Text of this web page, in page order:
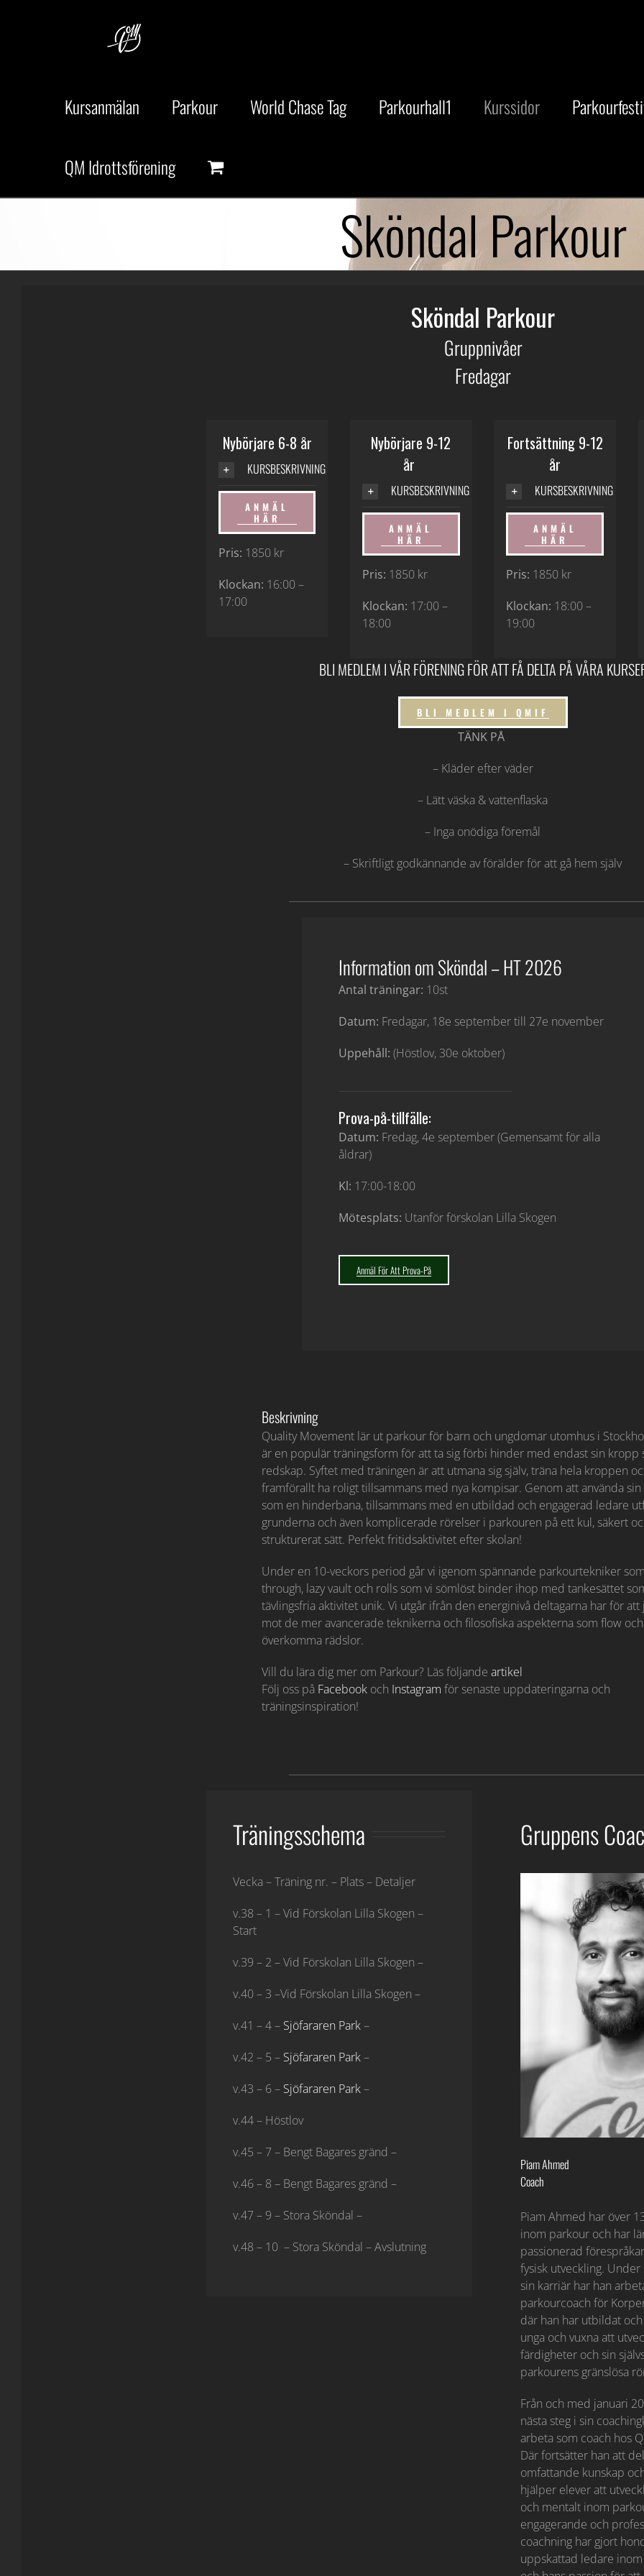
Kursanmälan Parkour World Chase Tag Parkourhall1 Kurssidor
QM Idrottsförening
Sköndal Parkour
Sköndal Parkour
Gruppnivåer
Fredagar
Nybörjare 6-8 år
KURSBESKRIVNING
ANMÄL
HÄR
Pris: 1850 kr
Klockan: 16:00 –
17:00
Nybörjare 9-12
år
KURSBESKRIVNING
ANMÄL
HÄR
Pris: 1850 kr
Klockan: 17:00 –
18:00
Fortsättning 9-12
år
KURSBESKRIVNING
ANMÄL
HÄR
Pris: 1850 kr
Klockan: 18:00 –
19:00
BLI MEDLEM I VÅR FÖRENING FÖR ATT FÅ DELTA PÅ VÅRA
BLI MEDLEM I QMIF
TÄNK PÅ
– Kläder efter väder
– Lätt väska & vattenflaska
– Inga onödiga föremål
– Skriftligt godkännande av förälder för att gå hem själv
Information om Sköndal – HT 2026
Antal träningar: 10st
Datum: Fredagar, 18e september till 27e november
Uppehåll: (Höstlov, 30e oktober)
Prova-på-tillfälle:
Datum: Fredag, 4e september(Gemensamt för alla
åldrar)
Kl: 17:00-18:00
Mötesplats: Utanför förskolan Lilla Skogen
Anmäl För Att Prova-På
Beskrivning
Quality Movement lär ut parkour för barn och ungdomar utomhus i
är en populär träningsform för att ta sig förbi hinder med endast sin kropp
redskap. Syftet med träningen är att utmana sig själv, träna hela kroppen
framförallt ha roligt tillsammans med nya kompisar. Genom att använda
som en hinderbana, tillsammans med en utbildad och engagerad ledare
grunderna och även komplicerade rörelser i parkouren på ett kul, säkert
strukturerat sätt. Perfekt fritidsaktivitet efter skolan!
Under en 10-veckors period går vi igenom spännande parkourtekniker
through, lazy vault och rolls som vi sömlöst binder ihop med tankesättet
tävlingsfria aktivitet unik. Vi utgår ifrån den energinivå deltagarna har för att
mot de mer avancerade teknikerna och filosofiska aspekterna som flow
överkomma rädslor.
Vill du lära dig mer om Parkour? Läs följande artikel
Följ oss på Facebookoch Instagram för senaste uppdateringarna och
träningsinspiration!
Träningsschema
Vecka – Träning nr. – Plats – Detaljer
v.38 – 1 – Vid Förskolan Lilla Skogen –
Start
v.39 – 2 – Vid Förskolan Lilla Skogen –
v.40 – 3 –Vid Förskolan Lilla Skogen –
v.41 – 4 – Sjöfararen Park–
v.42 – 5 – Sjöfararen Park–
v.43 – 6 – Sjöfararen Park–
v.44 – Höstlov
v.45 – 7 – Bengt Bagares gränd –
v.46 – 8 – Bengt Bagares gränd –
v.47 – 9 – Stora Sköndal –
v.48 – 10 – Stora Sköndal – Avslutning
Gruppens
Piam Ahmed
Coach
Piam Ahmed har över
inom parkour och har
passionerad
fysisk utveckling.
sin karriär har han
parkourcoach för
där han har utbildat
unga och vuxna att
färdigheter och sin
parkourens gränslösa
Från och med januari
nästa steg i sin
arbeta som coach hos
Där fortsätter han att
omfattande kunskap
hjälper elever att
och mentalt inom
engagerande och
coachning har gjort
uppskattad ledare